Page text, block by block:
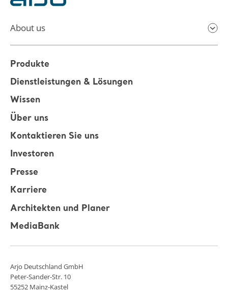
About us
Produkte
Dienstleistungen & Lösungen
Wissen
Über uns
Kontaktieren Sie uns
Investoren
Presse
Karriere
Architekten und Planer
MediaBank
Arjo Deutschland GmbH
Peter-Sander-Str. 10
55252 Mainz-Kastel